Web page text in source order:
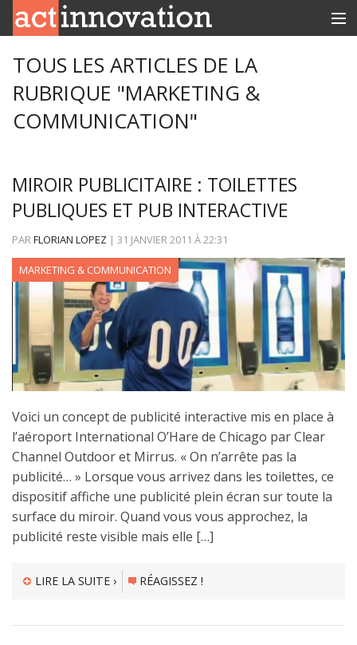
INNOBOX
CONTACT
TOUS LES ARTICLES DE LA
RUBRIQUE "MARKETING &
COMMUNICATION"
MIROIR PUBLICITAIRE : TOILETTES
PUBLIQUES ET PUB INTERACTIVE
PARFLORIAN LOPEZ | 31 JANVIER 2011 À22:31
MARKETING & COMMUNICATION
Voici un concept de publicité interactive mis en place à
l’aéroport International O’Hare de Chicago par Clear
Channel Outdoor et Mirrus. « On n’arrête pas la
publicité… » Lorsque vous arrivez dans les toilettes, ce
dispositif affiche une publicité plein écran sur toute la
surface du miroir. Quand vous vous approchez, la
publicité reste visible mais elle […]
LIRE LA SUITE › RÉAGISSEZ !